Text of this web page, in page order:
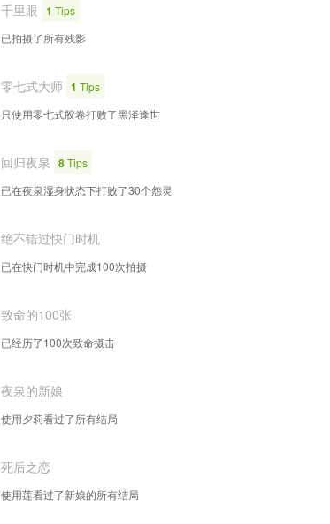
千里眼 1 Tips
已拍摄了所有残影
零七式大师 1 Tips
只使用零七式胶卷打败了黑泽逢世
回归夜泉 8Tips
已在夜泉湿身状态下打败了30个怨灵
绝不错过快门时机
已在快门时机中完成100次拍摄
致命的100张
已经历了100次致命摄击
夜泉的新娘
使用夕莉看过了所有结局
死后之恋
使用莲看过了新娘的所有结局